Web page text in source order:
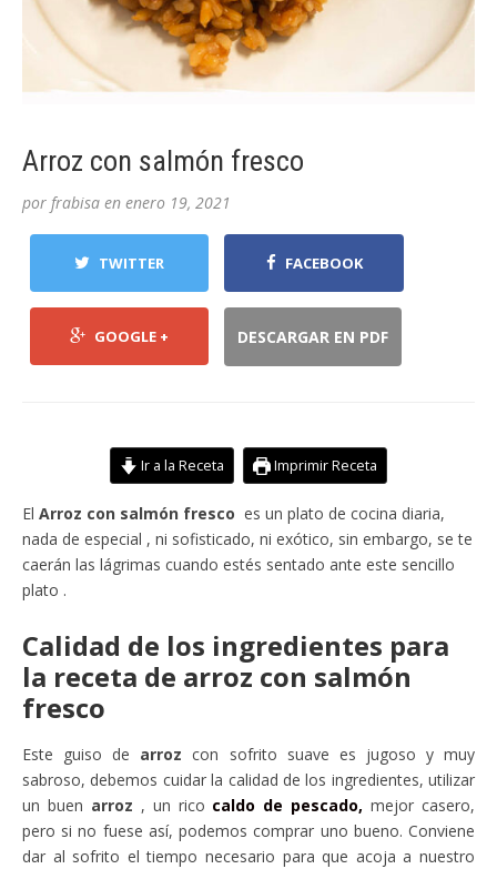
Arroz con salmón fresco
por frabisa en enero 19, 2021
TWITTER FACEBOOK
GOOGLE + DESCARGAR EN PDF
Ir a la Receta Imprimir Receta
El Arroz con salmón fresco es un plato de cocina diaria,
nada de especial , ni sofisticado, ni exótico, sin embargo, se te
caerán las lágrimas cuando estés sentado ante este sencillo
plato .
Calidad de los ingredientes para
la receta de arroz con salmón
fresco
Este guiso de arroz con sofrito suave es jugoso y muy
sabroso, debemos cuidar la calidad de los ingredientes, utilizar
un buen arroz , un rico caldo de pescado, mejor casero,
pero si no fuese así, podemos comprar uno bueno. Conviene
dar al sofrito el tiempo necesario para que acoja a nuestro